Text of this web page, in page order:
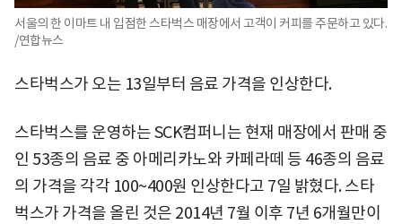
서울의 한 이마트 내 입점한 스타벅스 매장에서 고객이 커피를 주문하고 있다.
/연합뉴스
스타벅스가 오는 13일부터 음료 가격을 인상한다.
스타벅스를 운영하는 SCK컴퍼니는 현재 매장에서 판매 중
인 53종의 음료 중 아메리카노와 카페라떼 등 46종의 음료
의 가격을 각각 100~400원 인상한다고 7일 밝혔다. 스타
벅스가 가격을 올린 것은 2014년 7월 이후 7년 6개월만이